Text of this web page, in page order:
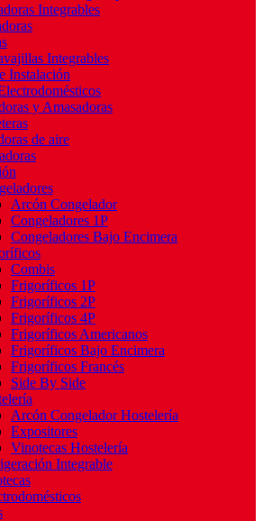
Integrables
Integrables
Instalación
y Amasadoras
de aire
Arcón Congelador
Congeladores 1P
Congeladores Bajo Encimera
Combis
Frigoríficos 1P
Frigoríficos 2P
Frigoríficos 4P
Frigoríficos Americanos
Frigoríficos Bajo Encimera
Frigoríficos Francés
Side By Side
Arcón Congelador Hostelería
Expositores
Vinotecas Hostelería
Integrable